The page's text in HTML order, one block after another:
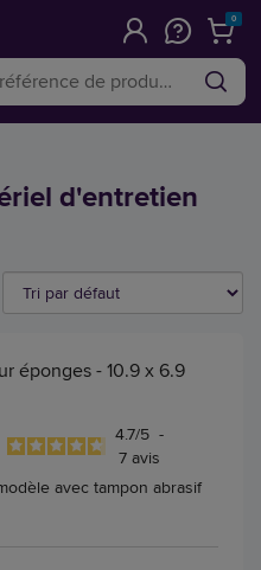
0
d'entretien
éponges - 10.9 x 6.9
4.7/5 -
7avis
avec tampon abrasif